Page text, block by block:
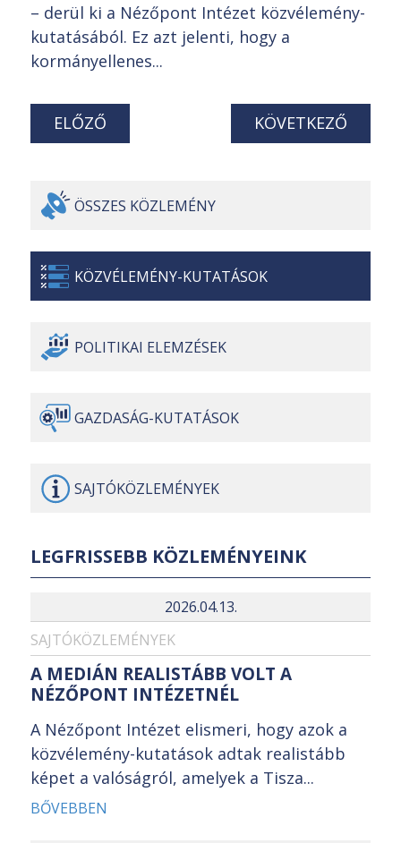
– derül ki a Nézőpont Intézet közvélemény-
kutatásából. Ez azt jelenti, hogy a
kormányellenes...
ELŐZŐ KÖVETKEZŐ
ÖSSZES KÖZLEMÉNY
KÖZVÉLEMÉNY-KUTATÁSOK
POLITIKAI ELEMZÉSEK
GAZDASÁG-KUTATÁSOK
SAJTÓKÖZLEMÉNYEK
LEGFRISSEBB KÖZLEMÉNYEINK
2026.04.13.
SAJTÓKÖZLEMÉNYEK
A MEDIÁN REALISTÁBB VOLT A
NÉZŐPONT INTÉZETNÉL
A Nézőpont Intézet elismeri, hogy azok a
közvélemény-kutatások adtak realistább
képet a valóságról, amelyek a Tisza...
BŐVEBBEN